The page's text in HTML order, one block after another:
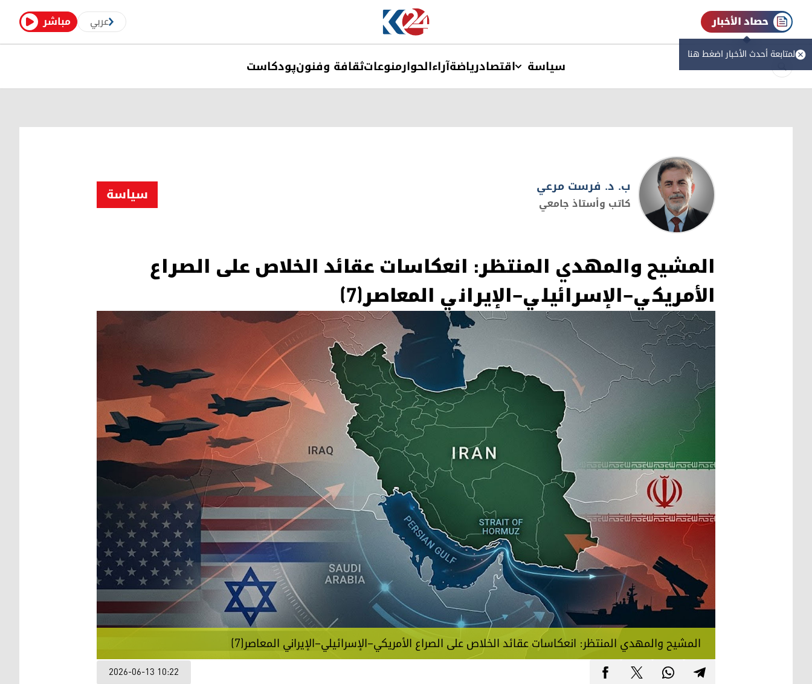
مباشر عربي حصاد الأخبار
لمتابعة أحدث الأخبار اضغط هنا
سیاسة اقتصادریاضةآراءالحوارمنوعاتثقافة وفنونپودکاست
سیاسة
ب. د. فرست مرعي
ب. د. فرست مرعي
كاتب وأستاذ جامعي
المشيح والمهدي المنتظر: انعكاسات عقائد الخلاص على الصراع
الأمريكي–الإسرائيلي–الإيراني المعاصر(7)
المشيح والمهدي المنتظر: انعكاسات عقائد الخلاص على الصراع الأمريكي–الإسرائيلي–الإيراني المعاصر(7)
2026-06-13 10:22